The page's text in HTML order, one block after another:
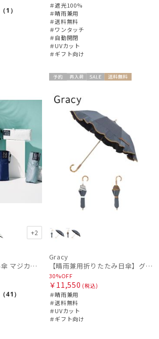
（1）
＃遮光100%
＃晴雨兼用
＃送料無料
＃ワンタッチ
＃自動開閉
＃UVカット
＃ギフト向け
+2
【日傘】マジで軽い傘 マジカルテックプロテクション(MAGICAL TECH PROTECTION)5flat 晴雨兼用傘折りたたみ日傘 一級遮光100% UV 軽量 コンパクト持ち運びに便利 人気
（41）
荷
ギフト
向け
N
Gracy
【晴雨兼用折りたたみ日傘】グレイシー (Gracy) Denim frill 遮光99% 遮熱 UV99％ 簡単開閉
30%OFF
￥11,550 (税込)
＃晴雨兼用
＃送料無料
＃UVカット
＃ギフト向け